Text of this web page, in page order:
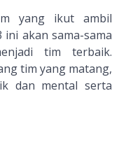
yang ikut ambil
akan sama-sama
tim terbaik.
tim yang matang,
dan mental serta